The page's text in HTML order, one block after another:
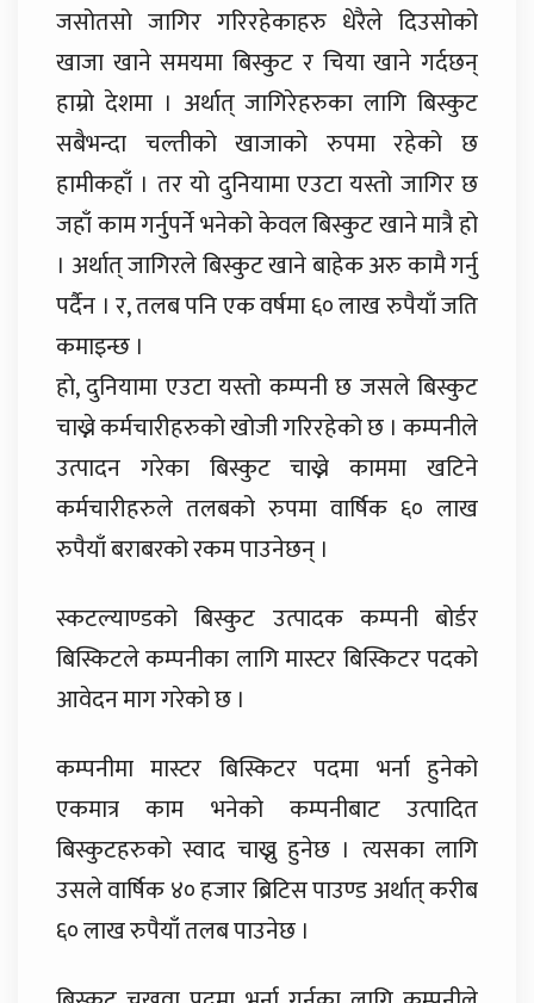
जसोतसो जागिर गरिरहेकाहरु धेरैले दिउसोको
खाजा खाने समयमा बिस्कुट र चिया खाने गर्दछन्
हाम्रो देशमा । अर्थात् जागिरेहरुका लागि बिस्कुट
सबैभन्दा चल्तीको खाजाको रुपमा रहेको छ
हामीकहाँ । तर यो दुनियामा एउटा यस्तो जागिर छ
जहाँ काम गर्नुपर्ने भनेको केवल बिस्कुट खाने मात्रै हो
। अर्थात् जागिरले बिस्कुट खाने बाहेक अरु कामै गर्नु
पर्दैन । र, तलब पनि एक वर्षमा ६० लाख रुपैयाँ जति
कमाइन्छ ।
हो, दुनियामा एउटा यस्तो कम्पनी छ जसले बिस्कुट
चाख्ने कर्मचारीहरुको खोजी गरिरहेको छ । कम्पनीले
उत्पादन गरेका बिस्कुट चाख्ने काममा खटिने
कर्मचारीहरुले तलबको रुपमा वार्षिक ६० लाख
रुपैयाँ बराबरको रकम पाउनेछन् ।
स्कटल्याण्डको बिस्कुट उत्पादक कम्पनी बोर्डर
बिस्किटले कम्पनीका लागि मास्टर बिस्किटर पदको
आवेदन माग गरेको छ ।
कम्पनीमा मास्टर बिस्किटर पदमा भर्ना हुनेको
एकमात्र काम भनेको कम्पनीबाट उत्पादित
बिस्कुटहरुको स्वाद चाख्नु हुनेछ । त्यसका लागि
उसले वार्षिक ४० हजार ब्रिटिस पाउण्ड अर्थात् करीब
६० लाख रुपैयाँ तलब पाउनेछ ।